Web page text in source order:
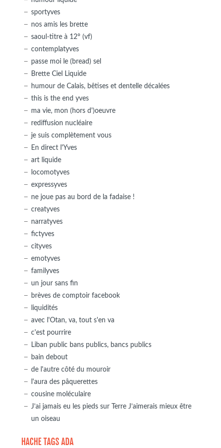
sportyves
nos amis les brette
saoul-titre à 12° (vf)
contemplatyves
passe moi le (bread) sel
Brette Ciel Liquide
humour de Calais, bêtises et dentelle décalées
this is the end yves
ma vie, mon (hors d')oeuvre
rediffusion nucléaire
je suis complètement vous
En direct l'Yves
art liquide
locomotyves
expressyves
ne joue pas au bord de la fadaise !
creatyves
narratyves
fictyves
cityves
emotyves
familyves
un jour sans fin
brèves de comptoir facebook
liquidités
avec l'Otan, va, tout s'en va
c'est pourrire
Liban public bans publics, bancs publics
bain debout
de l'autre côté du mouroir
l'aura des pâquerettes
cousine moléculaire
J’ai jamais eu les pieds sur Terre J’aimerais mieux être
un oiseau
HACHE TAGS ADA